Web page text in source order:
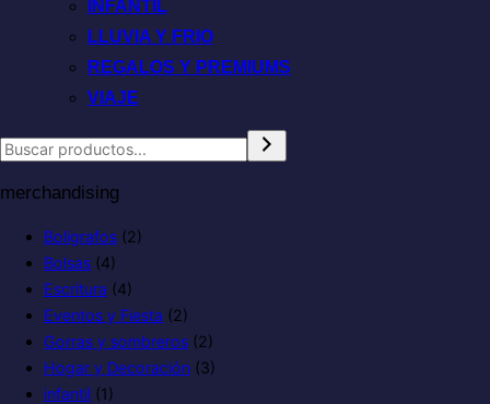
INFANTIL
LLUVIA Y FRIO
REGALOS Y PREMIUMS
VIAJE
merchandising
Boligrafos (2)
Bolsas (4)
Escritura (4)
Eventos y Fiesta (2)
Gorras y sombreros (2)
Hogar y Decoración (3)
infantil (1)